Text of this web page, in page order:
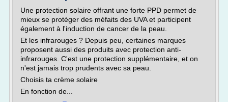
Une protection solaire offrant une forte PPD permet de
mieux se protéger des méfaits des UVA et participent
également à l'induction de cancer de la peau.
Et les infrarouges ? Depuis peu, certaines marques
proposent aussi des produits avec protection anti-
infrarouges. C'est une protection supplémentaire, et on
n'est jamais trop prudents avec sa peau.
Choisis ta crème solaire
En fonction de...